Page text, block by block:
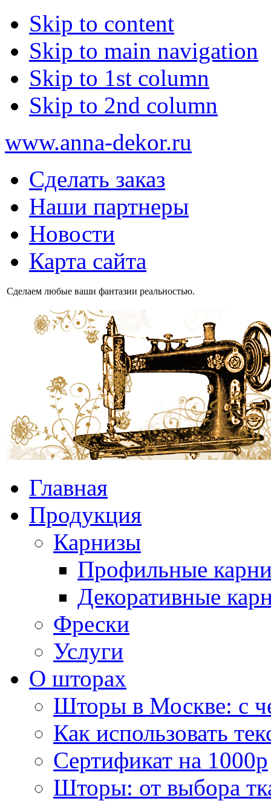
Skip to content
Skip to main navigation
Skip to 1st column
Skip to 2nd column
www.anna-dekor.ru
Сделать заказ
Наши партнеры
Новости
Карта сайта
Сделаем любые ваши фантазии реальностью.
Главная
Продукция
Карнизы
Профильные
Декоративные
Фрески
Услуги
О шторах
Шторы в Москве: с
Как использовать
Сертификат на 1000р
Шторы: от выбора